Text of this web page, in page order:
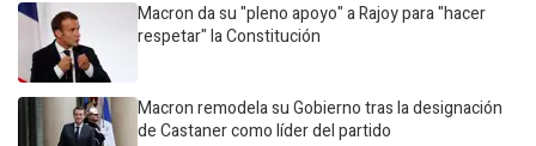
Macron da su "pleno apoyo" a Rajoy para "hacer
respetar" la Constitución
Macron remodela su Gobierno tras la designación
de Castaner como líder del partido